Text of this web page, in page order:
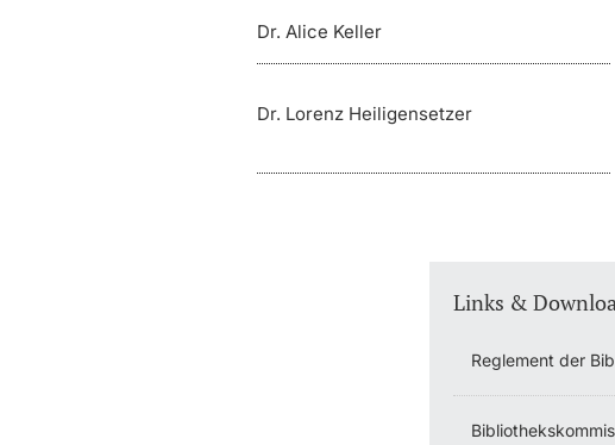
Dr. Alice Keller
Dr. Lorenz Heiligensetzer
Links &
Reglement der